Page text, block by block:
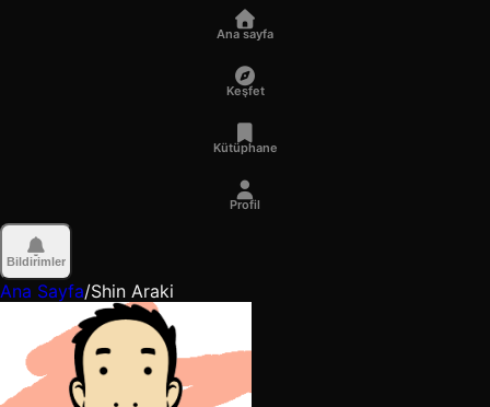
Ana sayfa
Keşfet
Kütüphane
Profil
Bildirimler
Ana Sayfa/Shin Araki